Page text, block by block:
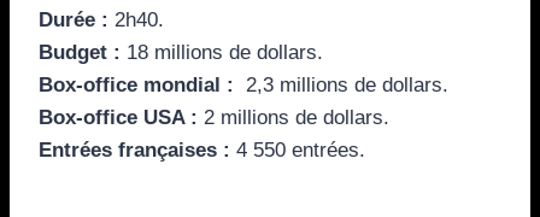
Durée : 2h40.
Budget : 18 millions de dollars.
Box-office mondial :
2,3 millions de dollars.
Box-office USA : 2 millions de dollars.
Entrées françaises : 4 550 entrées.